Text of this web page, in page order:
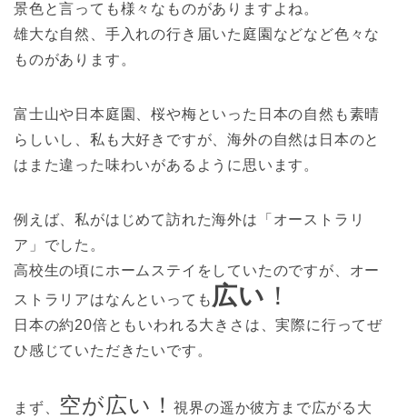
景色と言っても様々なものがありますよね。
雄大な自然、手入れの行き届いた庭園などなど色々な
ものがあります。
富士山や日本庭園、桜や梅といった日本の自然も素晴
らしいし、私も大好きですが、海外の自然は日本のと
はまた違った味わいがあるように思います。
例えば、私がはじめて訪れた海外は「オーストラリ
ア」でした。
高校生の頃にホームステイをしていたのですが、オー
ストラリアはなんといっても 広い ！
日本の約20倍ともいわれる大きさは、実際に行ってぜ
ひ感じていただきたいです。
まず、 空が広い！視界の遥か彼方まで広がる大